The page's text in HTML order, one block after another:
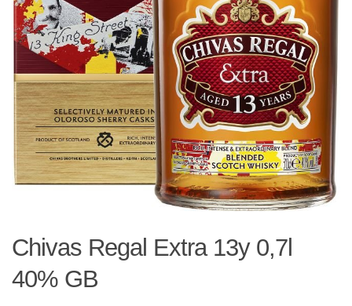
Chivas Regal Extra 13y 0,7l
40% GB